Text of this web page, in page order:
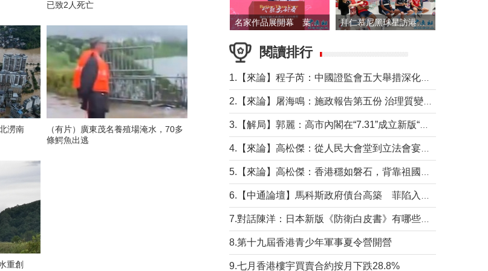
已致2人死亡
澇南
（有片）廣東茂名養殖場淹水，70多
條鰐魚出逃
重創
名家作品展開幕 葉劉淑儀出席並致辭 拜仁慕尼黑球星訪港 與球迷近距離互動
閱讀排行
8.第十九屆香港青少年軍事夏令營開營
9.七月香港樓宇買賣合約按月下跌28.8%